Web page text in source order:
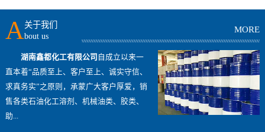
A关于我们
bout us
MORE
湖南鑫都化工有限公司 自成立以来一
直本着“品质至上、客户至上、诚实守信、
求真务实”之原则，承蒙广大客户厚爱，销
售各类石油化工溶剂、机械油类、胶类、
助...